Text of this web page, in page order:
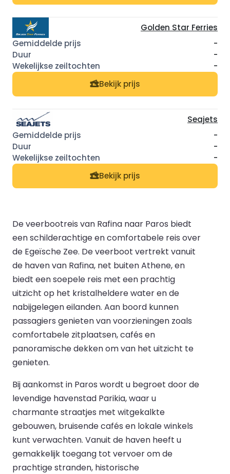
Golden Star Ferries
-
-
-
Bekijk prijs
Seajets
-
-
-
Bekijk prijs
De veerbootreis van Rafina naar Paros biedt
een schilderachtige en comfortabele reis over
de Egeïsche Zee. De veerboot vertrekt vanuit
de haven van Rafina, net buiten Athene, en
biedt een soepele reis met een prachtig
uitzicht op het kristalheldere water en de
nabijgelegen eilanden. Aan boord kunnen
passagiers genieten van voorzieningen zoals
comfortabele zitplaatsen, cafés en
panoramische dekken om van het uitzicht te
genieten.
Bij aankomst in Paros wordt u begroet door de
levendige havenstad Parikia, waar u
charmante straatjes met witgekalkte
gebouwen, bruisende cafés en lokale winkels
kunt verwachten. Vanuit de haven heeft u
gemakkelijk toegang tot vervoer om de
prachtige stranden, historische